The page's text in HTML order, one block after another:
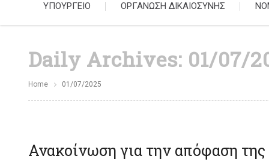
ΥΠΟΥΡΓΕΙΟ ΟΡΓΑΝΩΣΗ ΔΙΚΑΙΟΣΥΝΗΣ
Daily Archives: 01/07/
Home 01/07/2025
Ανακοίνωση για την απόφαση